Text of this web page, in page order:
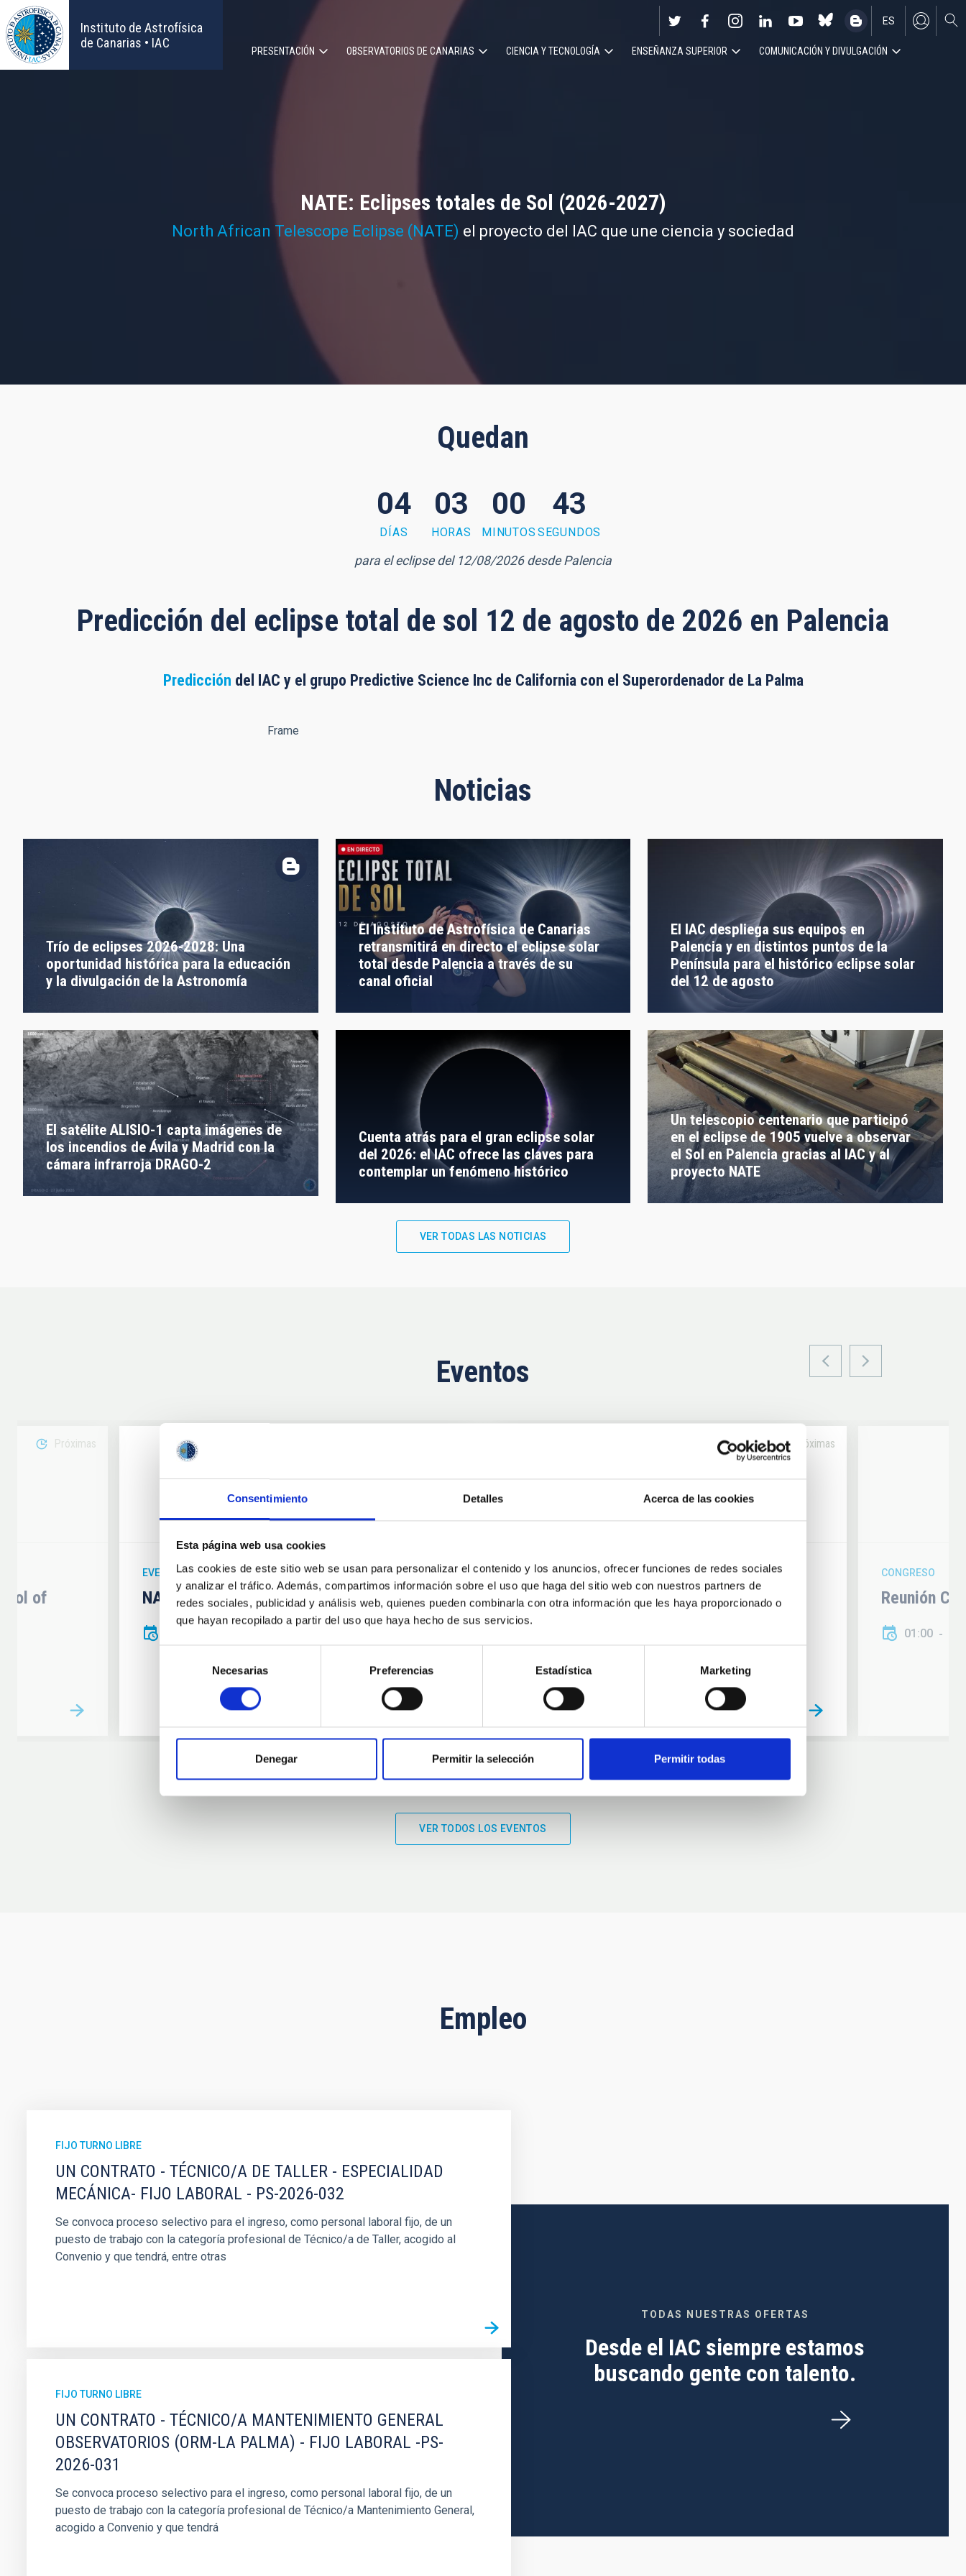
Consentimiento Detalles Acerca de las cookies
Esta página web usa cookies
Las cookies de este sitio web se usan para personalizar el contenido y los anuncios, ofrecer funciones de redes sociales
y analizar el tráfico. Además, compartimos información sobre el uso que haga del sitio web con nuestros partners de
redes sociales, publicidad y análisis web, quienes pueden combinarla con otra información que les haya proporcionado o
que hayan recopilado a partir del uso que haya hecho de sus servicios.
consentimiento
Necesarias Preferencias Estadística Marketing
Denegar Permitir la selección Permitir todas
Pasar
al
contenido
principal
Instituto de Astrofísica
de Canarias • IAC
EN
ES
Navegación
principal
PRESENTACIÓN OBSERVATORIOS DE CANARIAS CIENCIA Y TECNOLOGÍA ENSEÑANZA SUPERIOR COMUNICACIÓN Y DIVULGACIÓN
NATE: Eclipses totales de Sol (2026-2027)
North African Telescope Eclipse (NATE) el proyecto del IAC que une ciencia y sociedad
Quedan
04
DÍAS
03
HORAS
00
MINUTOS
42
SEGUNDOS
para el eclipse del 12/08/2026 desde Palencia
Predicción del eclipse total de sol 12 de agosto de 2026 en Palencia
Predicción del IAC y el grupo Predictive Science Inc de California con el Superordenador de La Palma
Frame
Noticias
Trío de eclipses 2026-2028: Una
oportunidad histórica para la educación
y la divulgación de la Astronomía
El Instituto de Astrofísica de Canarias
retransmitirá en directo el eclipse solar
total desde Palencia a través de su
canal oficial
El IAC despliega sus equipos en
Palencia y en distintos puntos de la
Península para el histórico eclipse solar
del 12 de agosto
El satélite ALISIO-1 capta imágenes de
los incendios de Ávila y Madrid con la
cámara infrarroja DRAGO-2
Cuenta atrás para el gran eclipse solar
del 2026: el IAC ofrece las claves para
contemplar un fenómeno histórico
Un telescopio centenario que participó
en el eclipse de 1905 vuelve a observar
el Sol en Palencia gracias al IAC y al
proyecto NATE
VER TODAS LAS NOTICIAS
Eventos
Próximas
of
08
AUG 26
11
AUG 26
EVENTO ASTRONÓMICO
NATE en Palencia - Eclipse Agosto 2026
10 14
Próximas
CONGRESO
Substellar Astrophysics 2026
CONGRESO
Reunión
01:00
VER TODOS LOS EVENTOS
Empleo
FIJO TURNO LIBRE
UN CONTRATO - TÉCNICO/A DE TALLER - ESPECIALIDAD
MECÁNICA- FIJO LABORAL - PS-2026-032
Se convoca proceso selectivo para el ingreso, como personal laboral fijo, de un
puesto de trabajo con la categoría profesional de Técnico/a de Taller, acogido al
Convenio y que tendrá, entre otras
FIJO TURNO LIBRE
UN CONTRATO - TÉCNICO/A MANTENIMIENTO GENERAL
OBSERVATORIOS (ORM-LA PALMA) - FIJO LABORAL -PS-
2026-031
Se convoca proceso selectivo para el ingreso, como personal laboral fijo, de un
puesto de trabajo con la categoría profesional de Técnico/a Mantenimiento General,
acogido a Convenio y que tendrá
TODAS NUESTRAS OFERTAS
Desde el IAC siempre estamos
buscando gente con talento.